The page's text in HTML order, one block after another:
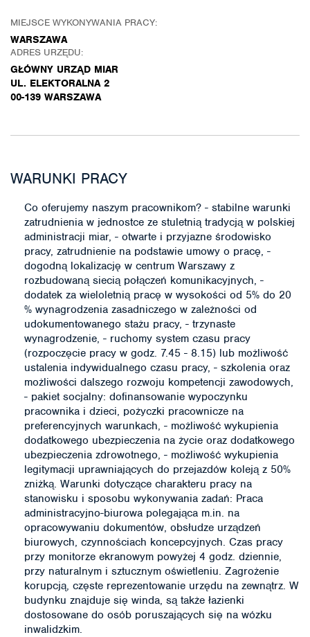
MIEJSCE WYKONYWANIA PRACY:
WARSZAWA
ADRES URZĘDU:
GŁÓWNY URZĄD MIAR
UL. ELEKTORALNA 2
00-139 WARSZAWA
WARUNKI PRACY
Co oferujemy naszym pracownikom? - stabilne warunki
zatrudnienia w jednostce ze stuletnią tradycją w polskiej
administracji miar, - otwarte i przyjazne środowisko
pracy, zatrudnienie na podstawie umowy o pracę, -
dogodną lokalizację w centrum Warszawy z
rozbudowaną siecią połączeń komunikacyjnych, -
dodatek za wieloletnią pracę w wysokości od 5% do 20
% wynagrodzenia zasadniczego w zależności od
udokumentowanego stażu pracy, - trzynaste
wynagrodzenie, - ruchomy system czasu pracy
(rozpoczęcie pracy w godz. 7.45 - 8.15) lub możliwość
ustalenia indywidualnego czasu pracy, - szkolenia oraz
możliwości dalszego rozwoju kompetencji zawodowych,
- pakiet socjalny: dofinansowanie wypoczynku
pracownika i dzieci, pożyczki pracownicze na
preferencyjnych warunkach, - możliwość wykupienia
dodatkowego ubezpieczenia na życie oraz dodatkowego
ubezpieczenia zdrowotnego, - możliwość wykupienia
legitymacji uprawniających do przejazdów koleją z 50%
zniżką. Warunki dotyczące charakteru pracy na
stanowisku i sposobu wykonywania zadań: Praca
administracyjno-biurowa polegająca m.in. na
opracowywaniu dokumentów, obsłudze urządzeń
biurowych, czynnościach koncepcyjnych. Czas pracy
przy monitorze ekranowym powyżej 4 godz. dziennie,
przy naturalnym i sztucznym oświetleniu. Zagrożenie
korupcją, częste reprezentowanie urzędu na zewnątrz. W
budynku znajduje się winda, są także łazienki
dostosowane do osób poruszających się na wózku
inwalidzkim.